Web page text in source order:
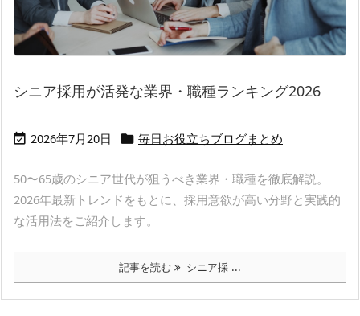
シニア採用が活発な業界・職種ランキング2026
 2026年7月20日  毎日お役立ちブログまとめ
50〜65歳のシニア世代が狙うべき業界・職種を徹底解説。
2026年最新トレンドをもとに、採用意欲が高い分野と実践的
な活用法をご紹介します。
記事を読む シニア採 ...